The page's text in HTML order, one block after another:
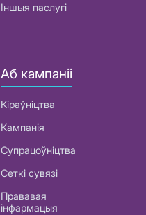
Іншыя паслугі
Аб кампаніі
Кіраўніцтва
Кампанія
Супрацоўніцтва
Сеткі сувязі
Прававая
інфармацыя